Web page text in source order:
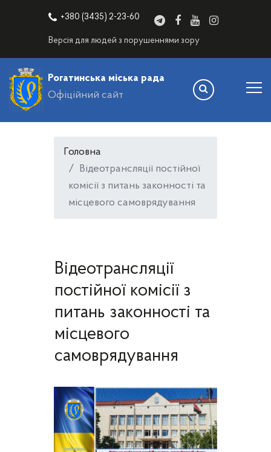
+380 (3435) 2-23-60
Версія для людей з порушеннями зору
Рогатинська міська рада
Офіційний сайт
Головна
Відеотрансляції постійної
комісії з питань законності та
місцевого самоврядування
Відеотрансляції
постійної комісії з
питань законності та
місцевого
самоврядування